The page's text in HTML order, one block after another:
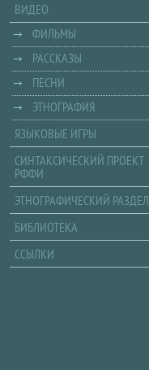
ВИДЕО
ФИЛЬМЫ
РАССКАЗЫ
ПЕСНИ
ЭТНОГРАФИЯ
ЯЗЫКОВЫЕ ИГРЫ
СИНТАКСИЧЕСКИЙ ПРОЕКТ
РФФИ
ЭТНОГРАФИЧЕСКИЙ РАЗДЕЛ
БИБЛИОТЕКА
ССЫЛКИ